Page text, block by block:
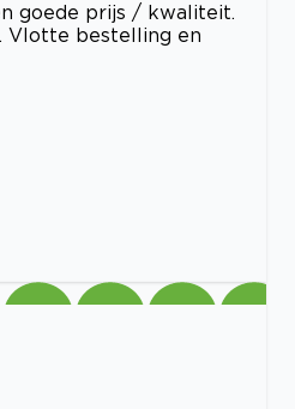
goede prijs / kwaliteit.
Vlotte bestelling en